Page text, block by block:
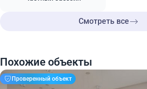
Смотреть все
Похожие объекты
Проверенный объект